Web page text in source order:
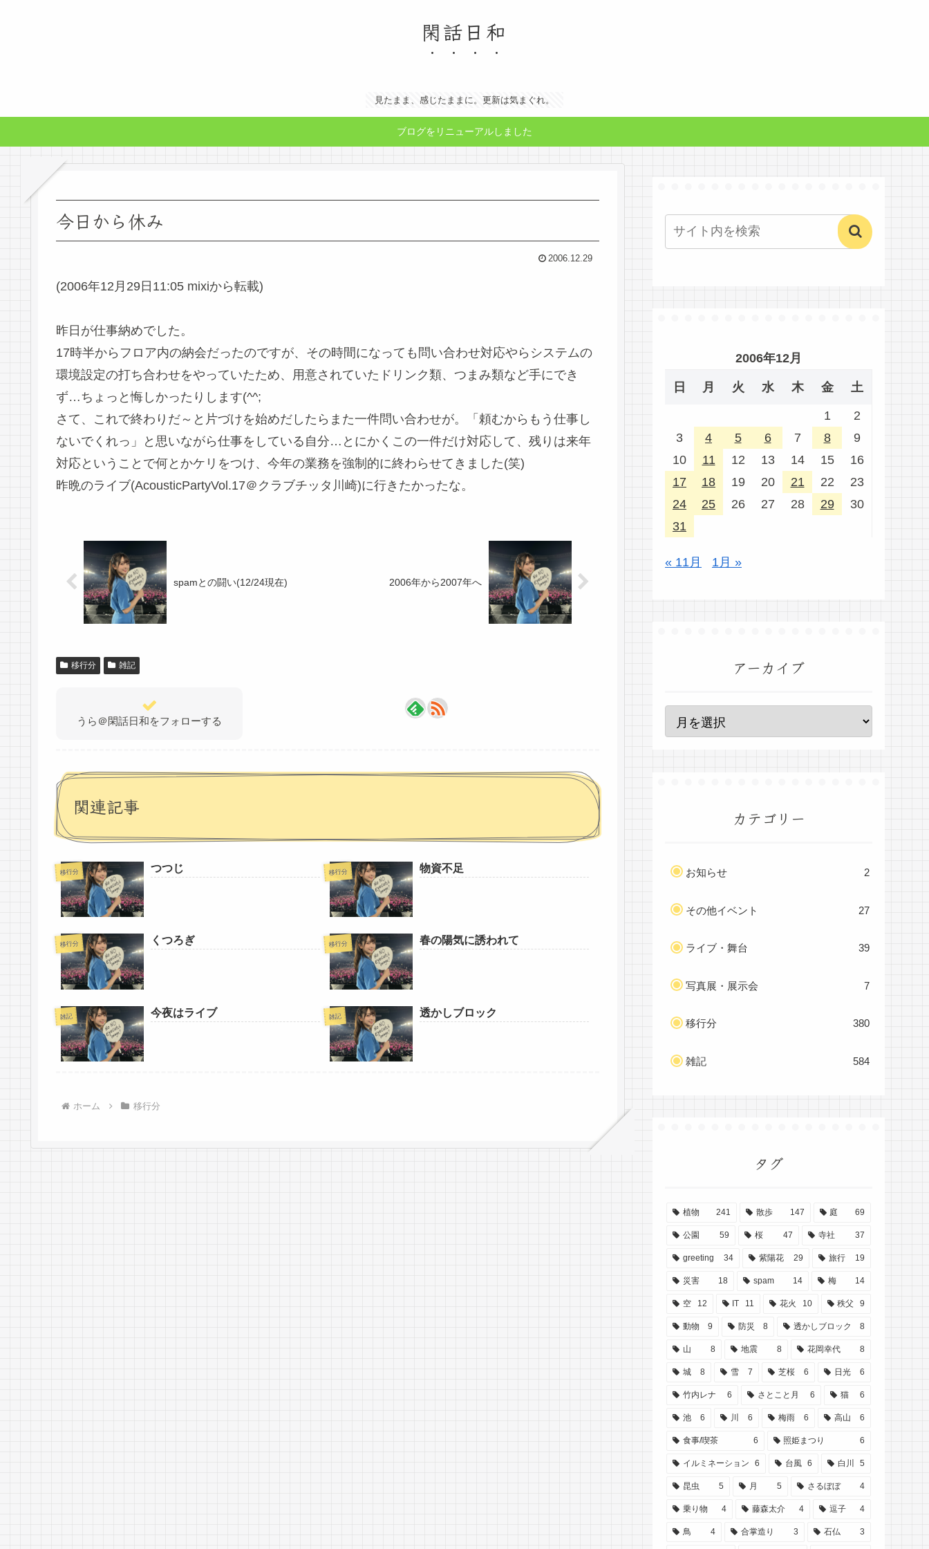
閑話日和
見たまま、感じたままに。更新は気まぐれ。
ブログをリニューアルしました
今日から休み
2006.12.29
(2006年12月29日11:05 mixiから転載)
昨日が仕事納めでした。
17時半からフロア内の納会だったのですが、その時間になっても問い合わせ対応やらシステムの
環境設定の打ち合わせをやっていたため、用意されていたドリンク類、つまみ類など手にでき
ず…ちょっと悔しかったりします(^^;
さて、これで終わりだ～と片づけを始めだしたらまた一件問い合わせが。「頼むからもう仕事し
ないでくれっ」と思いながら仕事をしている自分…とにかくこの一件だけ対応して、残りは来年
対応ということで何とかケリをつけ、今年の業務を強制的に終わらせてきました(笑)
昨晩のライブ(AcousticPartyVol.17＠クラブチッタ川崎)に行きたかったな。
spamとの闘い(12/24現在) 2006年から2007年へ
移行分 雑記
うら＠閑話日和をフォローする
関連記事
移行分 つつじ 移行分 物資不足
移行分 くつろぎ 移行分 春の陽気に誘われて
雑記 今夜はライブ 雑記 透かしブロック
ホーム 移行分
2006年12月
日 月 火 水 木 金 土
1
2
3
4 5 6 7 8
9
10
11 12 13 14 15
16
17
18 19 20 21 22
23
24
25 26 27 28 29
30
31
« 11月 1月 »
アーカイブ
カテゴリー
お知らせ 2
その他イベント 27
ライブ・舞台 39
写真展・展示会 7
移行分 380
雑記 584
タグ
植物 241 散歩 147 庭 69
公園 59 桜 47 寺社 37
greeting 34 紫陽花 29 旅行 19
災害 18 spam 14 梅 14
空 12 IT 11 花火 10 秩父 9
動物 9 防災 8 透かしブロック 8
山 8 地震 8 花岡幸代 8
城 8 雪 7 芝桜 6 日光 6
竹内レナ 6 さとこと月 6 猫 6
池 6 川 6 梅雨 6 高山 6
食事/喫茶 6 照姫まつり 6
イルミネーション 6 台風 6 白川 5
昆虫 5 月 5 さるぼぼ 4
乗り物 4 藤森太介 4 逗子 4
鳥 4 合掌造り 3 石仏 3